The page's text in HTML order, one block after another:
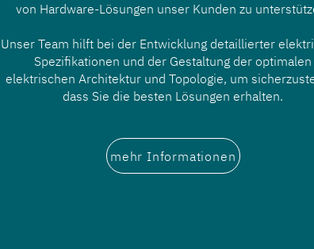
von Hardware-Lösungen unser Kunden zu
Unser Team hilft bei der Entwicklung detaillierter
Spezifikationen und der Gestaltung der optimalen
elektrischen Architektur und Topologie, um
dass Sie die besten Lösungen erhalten.
mehr Informationen